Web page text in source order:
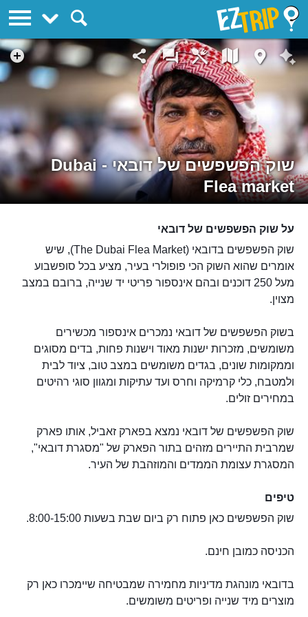
שוק הפשפשים של דובאי - Dubai
Flea market
על שוק הפשפשים של דובאי
שוק הפשפשים בדובאי (The Dubai Flea Market), שיש
אומרים שהוא השוק הכי פופולרי בעיר, מציע בכל סופשבוע
מעל 250 דוכנים ובהם אינספור פריטי יד שנייה, ברובם במצב
מצוין.
בשוק הפשפשים של דובאי נמכרים אינספור מכשירים
משומשים, מזכרות ישנות מאוד וישנות פחות, בדים מסוגים
וממקומות שונים, בגדים משומשים במצב טוב, ציוד לבית
ולמטבח, כלי קרמיקה וחרס ועד עתיקות ומגוון סוגי רהיטים
במחירים זולים.
שוק הפשפשים של דובאי נמצא בפארק זאביל, אותו פארק
שמרבית התיירים מזהים בתור הפארק של "מסגרת דובאי",
המסגרת עצומת הממדים והמוזהבת של העיר.
טיפים
שוק הפשפשים כאן פתוח רק ביום שבת בשעות 8:00-15:00.
הכניסה כמובן חינם.
בדובאי מונהגת מדיניות מחמירה שמבטיחה שיימכרו כאן רק
מוצרים מיד שנייה ופריטים משומשים.
EZTrip